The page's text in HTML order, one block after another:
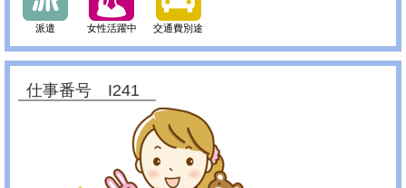
派遣 女性活躍中 交通費別途
仕事番号 I241